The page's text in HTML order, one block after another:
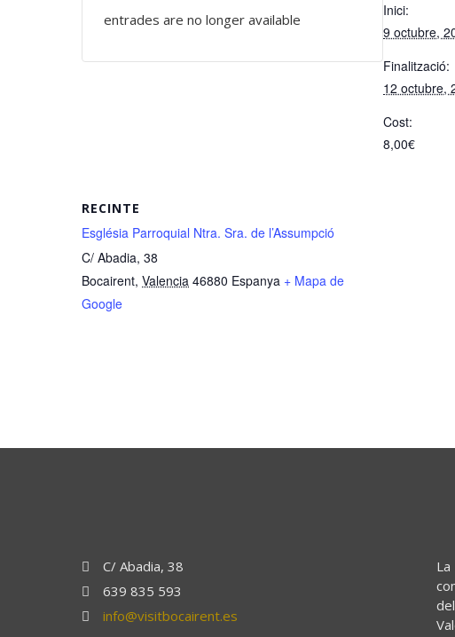
Inici:
9 octubre,
Finalització:
12 octubre,
Cost:
8,00€
RECINTE
Església Parroquial Ntra. Sra. de l’Assumpció
C/ Abadia, 38
Bocairent, Valencia 46880 Espanya + Mapa de
Google
entrades are no longer available
C/ Abadia, 38
639 835 593
info@visitbocairent.es